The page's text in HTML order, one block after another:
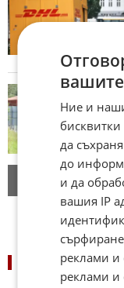
НОВИНИ ПО
Ние и
да
до
и да
вашия IP
реклами и
реклами и